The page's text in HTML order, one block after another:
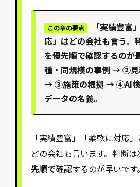
この章の要点
「実績豊富
応」はどの会社も言う。
を優先順で確認するの
種・同規模の事例 → ②見
→ ③施策の根拠 → ④AI
データの名義。
「実績豊富」「柔軟に対応
どの会社も言います。判断は
先順で確認するのが早いです。